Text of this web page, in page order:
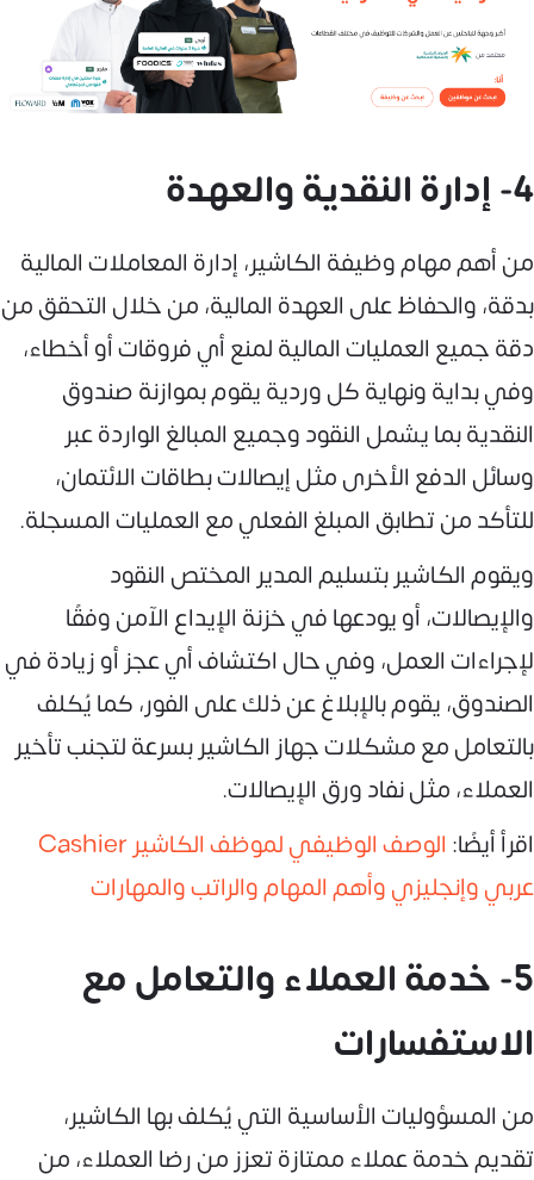
4- إدارة النقدية والعهدة
من أهم مهام وظيفة الكاشير، إدارة المعاملات المالية
بدقة، والحفاظ على العهدة المالية، من خلال التحقق من
دقة جميع العمليات المالية لمنع أي فروقات أو أخطاء،
وفي بداية ونهاية كل وردية يقوم بموازنة صندوق
النقدية بما يشمل النقود وجميع المبالغ الواردة عبر
وسائل الدفع الأخرى مثل إيصالات بطاقات الائتمان،
للتأكد من تطابق المبلغ الفعلي مع العمليات المسجلة.
ويقوم الكاشير بتسليم المدير المختص النقود
والإيصالات، أو يودعها في خزنة الإيداع الآمن وفقًا
لإجراءات العمل، وفي حال اكتشاف أي عجز أو زيادة في
الصندوق، يقوم بالإبلاغ عن ذلك على الفور، كما يُكلف
بالتعامل مع مشكلات جهاز الكاشير بسرعة لتجنب تأخير
العملاء، مثل نفاد ورق الإيصالات.
اقرأ أيضًا:
الوصف الوظيفي لموظف الكاشير Cashier
عربي وإنجليزي وأهم المهام والراتب والمهارات
5- خدمة العملاء والتعامل مع
الاستفسارات
من المسؤوليات الأساسية التي يُكلف بها الكاشير،
تقديم خدمة عملاء ممتازة تعزز من رضا العملاء، من